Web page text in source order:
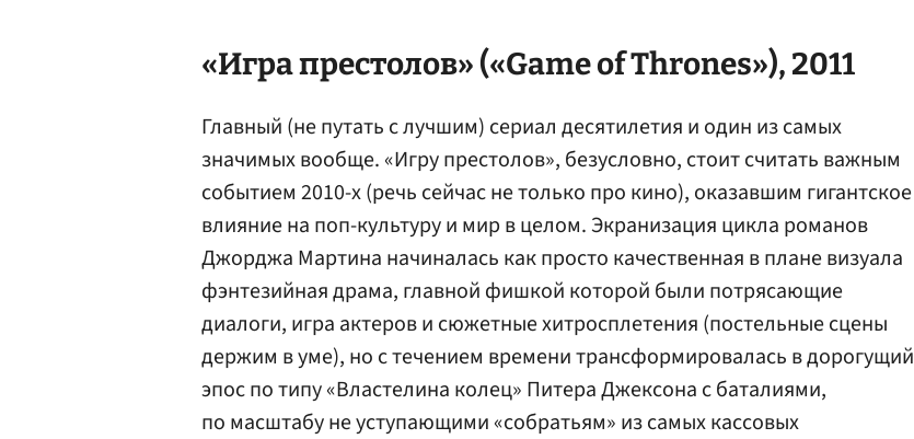
«Игра престолов» («Game of Thrones»), 2011
Главный (не путать с лучшим) сериал десятилетия и один из самых
значимых вообще. «Игру престолов», безусловно, стоит считать важным
событием 2010-х (речь сейчас не только про кино), оказавшим гигантское
влияние на поп-культуру и мир в целом. Экранизация цикла романов
Джорджа Мартина начиналась как просто качественная в плане визуала
фэнтезийная драма, главной фишкой которой были потрясающие
диалоги, игра актеров и сюжетные хитросплетения (постельные сцены
держим в уме), но с течением времени трансформировалась в дорогущий
эпос по типу «Властелина колец» Питера Джексона с баталиями,
по масштабу не уступающими «собратьям» из самых кассовых